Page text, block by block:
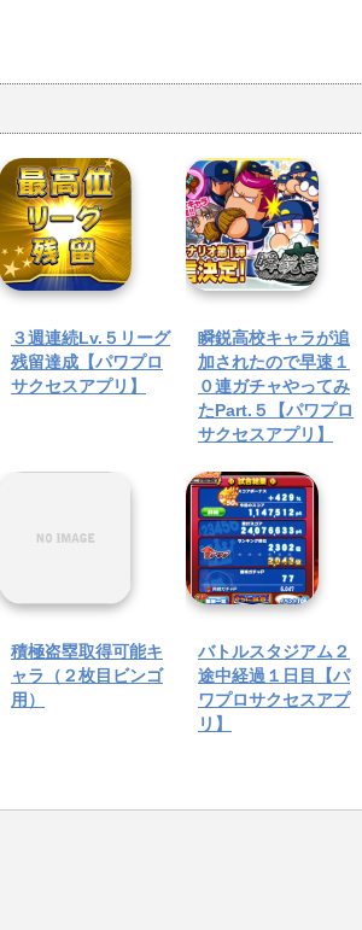
３週連続Lv.５リーグ
残留達成【パワプロ
サクセスアプリ】
瞬鋭高校キャラが追
加されたので早速１
０連ガチャやってみ
たPart.５【パワプロ
サクセスアプリ】
積極盗塁取得可能キ
ャラ（２枚目ビンゴ
用）
バトルスタジアム２
途中経過１日目【パ
ワプロサクセスアプ
リ】